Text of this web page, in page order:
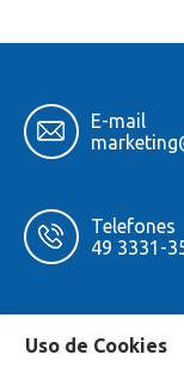
E-mail
marketing
Telefones
49 3331-
Geronimo,
Uso de Cookies